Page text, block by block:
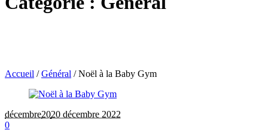
Accueil /Général /Noël à la Baby Gym
décembre2020 décembre 2022
0